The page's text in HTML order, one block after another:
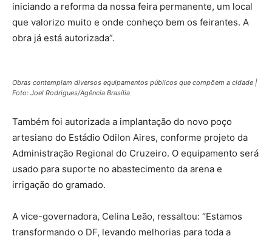
iniciando a reforma da nossa feira permanente, um local
que valorizo muito e onde conheço bem os feirantes. A
obra já está autorizada”.
Obras contemplam diversos equipamentos públicos que compõem a cidade |
Foto: Joel Rodrigues/Agência Brasília
Também foi autorizada a implantação do novo poço
artesiano do Estádio Odilon Aires, conforme projeto da
Administração Regional do Cruzeiro. O equipamento será
usado para suporte no abastecimento da arena e
irrigação do gramado.
A vice-governadora, Celina Leão, ressaltou: “Estamos
transformando o DF, levando melhorias para toda a